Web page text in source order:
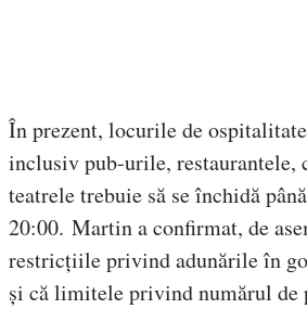
În prezent, locurile de
inclusiv pub-urile, restaurantele,
teatrele trebuie să se închidă
20:00. Martin a confirmat, de
restricțiile privind adunările în
și că limitele privind numărul de